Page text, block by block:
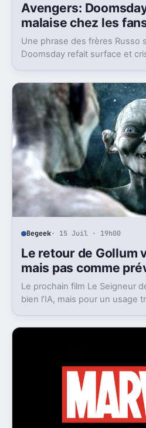
Avengers:
malaise chez les
Une phrase des frères Russo
Doomsday refait surface et
Begeek· 15 Juil · 19h00
Le retour de Gollum
mais pas comme
Le prochain film Le Seigneur
bien l’IA, mais pour un usage